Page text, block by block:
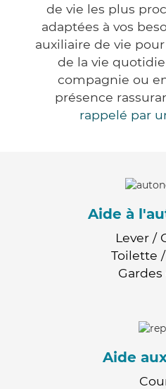
de vie les plus
adaptées à vos
auxiliaire de vie
de la vie
compagnie ou
présence
rappelé par
Aide à
Lever /
Toilette
Aide